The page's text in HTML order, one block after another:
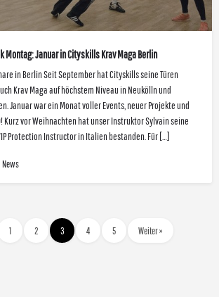
Montag: Januar in Cityskills Krav Maga Berlin
in Berlin Seit September hat Cityskills seine Türen
Krav Maga auf höchstem Niveau in Neukölln und
Januar war ein Monat voller Events, neuer Projekte und
Kurz vor Weihnachten hat unser Instruktor Sylvain seine
Protection Instructor in Italien bestanden. Für […]
News
1 2 3 4 5 Weiter »